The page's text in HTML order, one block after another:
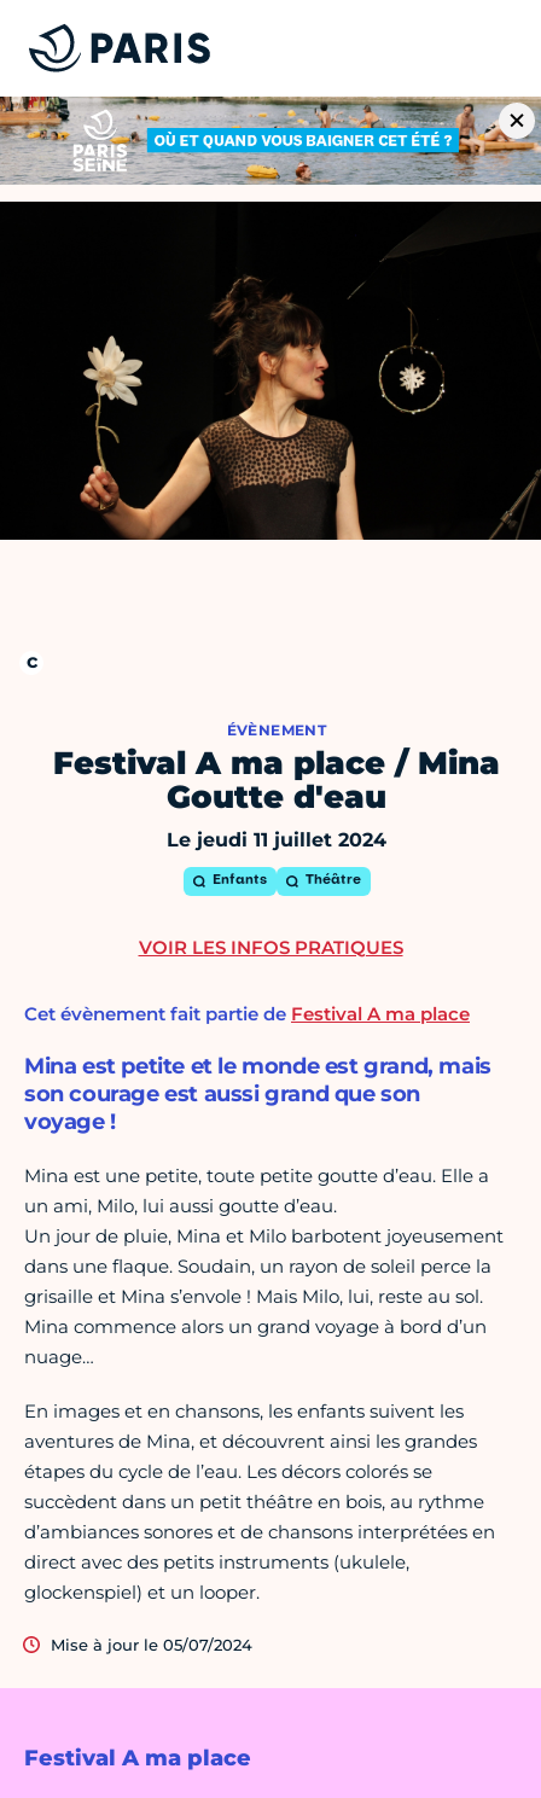
ÉVÈNEMENT
Festival A ma place / Mina
Goutte d'eau
Le jeudi 11 juillet 2024
Enfants Théâtre
Festival A ma place
Cet évènement fait partie de Festival A ma place
Mina est petite et le monde est grand, mais
son courage est aussi grand que son
voyage !
Mina est une petite, toute petite goutte d’eau. Elle a
un ami, Milo, lui aussi goutte d’eau.
Un jour de pluie, Mina et Milo barbotent joyeusement
dans une flaque. Soudain, un rayon de soleil perce la
grisaille et Mina s’envole ! Mais Milo, lui, reste au sol.
Mina commence alors un grand voyage à bord d’un
nuage…
En images et en chansons, les enfants suivent les
aventures de Mina, et découvrent ainsi les grandes
étapes du cycle de l’eau. Les décors colorés se
succèdent dans un petit théâtre en bois, au rythme
d’ambiances sonores et de chansons interprétées en
direct avec des petits instruments (ukulele,
glockenspiel) et un looper.
Mise à jour le 05/07/2024
VOIR LES INFOS PRATIQUES